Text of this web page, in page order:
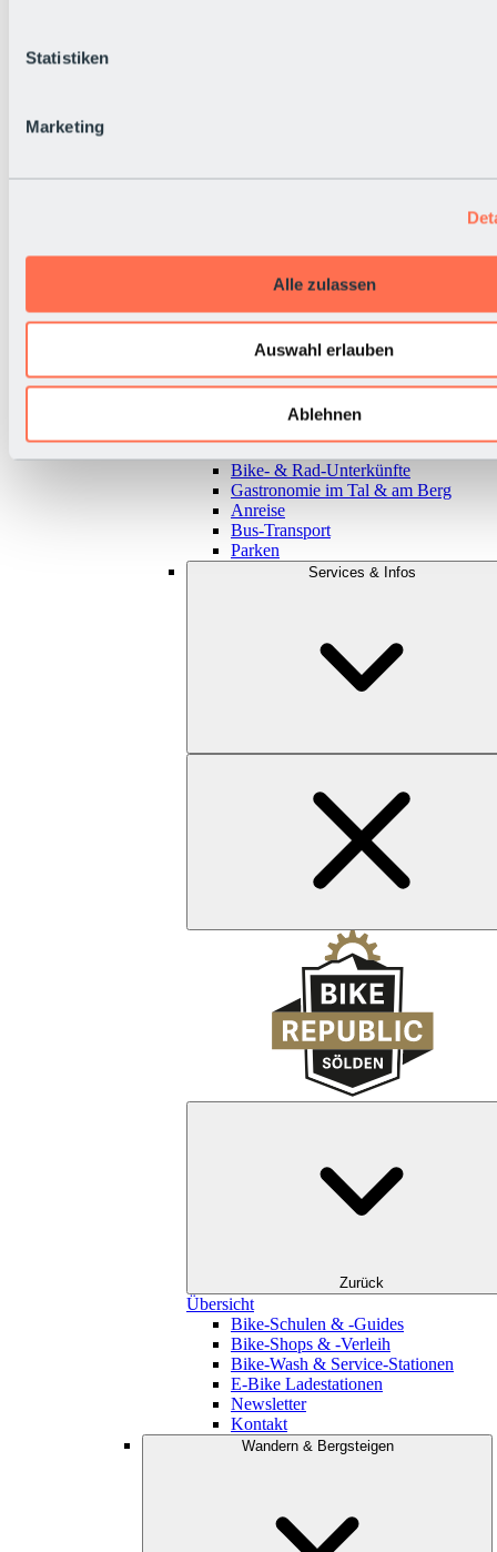
Statistiken
Marketing
Alle zulassen
Auswahl erlauben
Ablehnen
Zurück
Bike- & Rad-Unterkünfte
Gastronomie im Tal & am Berg
Anreise
Bus-Transport
Parken
Services & Infos
Zurück
Übersicht
Bike-Schulen & -Guides
Bike-Shops & -Verleih
Bike-Wash & Service-Stationen
E-Bike Ladestationen
Newsletter
Kontakt
Wandern & Bergsteigen